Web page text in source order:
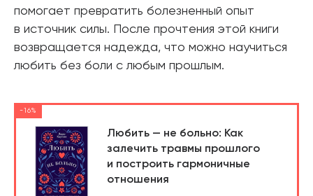
помогает превратить болезненный опыт
в источник силы. После прочтения этой книги
возвращается надежда, что можно научиться
любить без боли с любым прошлым.
-16%
Любить — не больно: Как
залечить травмы прошлого
и построить гармоничные
отношения